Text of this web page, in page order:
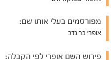
מפורסמים בעלי אותו שם:
אופרי בר נדב
פירוש השם אופרי לפי הקבלה: